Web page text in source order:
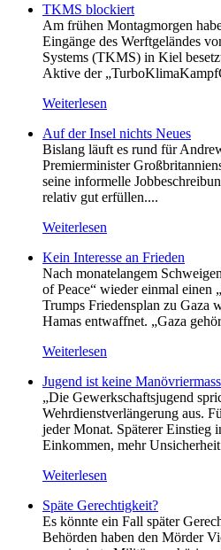
TKMS blockiert
Am frühen Montagmorgen
Eingänge des Werftgeländes
Systems (TKMS) in Kiel
Aktive der
Weiterlesen
Auf der Insel nichts Neues
Bislang läuft es rund für
Premierminister
seine informelle
relativ gut erfüllen....
Weiterlesen
Kein Inte­resse an Frieden
Nach monatelangem
of Peace“ wieder einmal einen
Trumps Friedensplan zu Gaza
Hamas entwaffnet. „Gaza
Weiterlesen
Jugend ist keine
„Die Gewerkschaftsjugend
Wehrdienstverlängerung aus.
jeder Monat. Späterer Einstieg
Einkommen, mehr
Weiterlesen
Späte Gerechtigkeit?
Es könnte ein Fall später
Behörden haben den Mörder